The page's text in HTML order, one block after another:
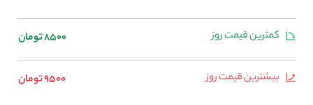
کمترین قیمت روز 8500 تومان
بیشترین قیمت روز 9500 تومان